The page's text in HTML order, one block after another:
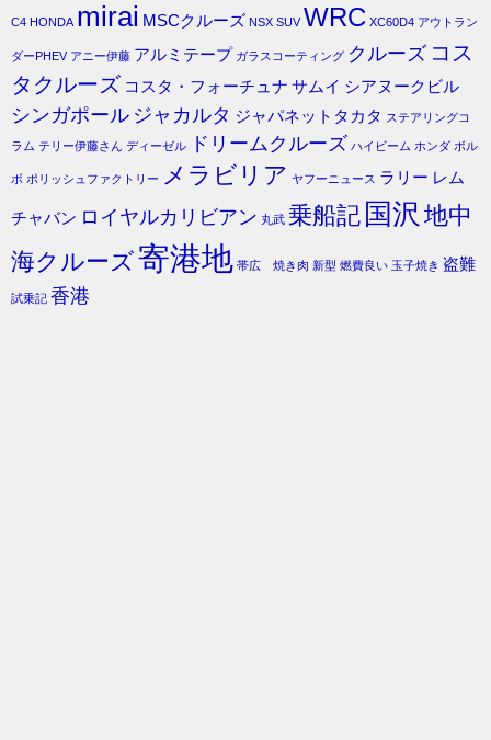
C4 HONDA mirai MSCクルーズ NSX SUV WRC XC60D4 アウトラン
ダーPHEV アニー伊藤 アルミテープ ガラスコーティング クルーズ コス
タクルーズ コスタ・フォーチュナ サムイ シアヌークビル
シンガポール ジャカルタ ジャパネットタカタ ステアリングコ
ラム テリー伊藤さん ディーゼル ドリームクルーズ ハイビーム ホンダ ボル
ボ ポリッシュファクトリー メラビリア ヤフーニュース ラリー レム
チャバン ロイヤルカリビアン 丸武 乗船記 国沢 地中
海クルーズ寄港地 帯広 焼き肉 新型 燃費良い 玉子焼き 盗難
試乗記 香港